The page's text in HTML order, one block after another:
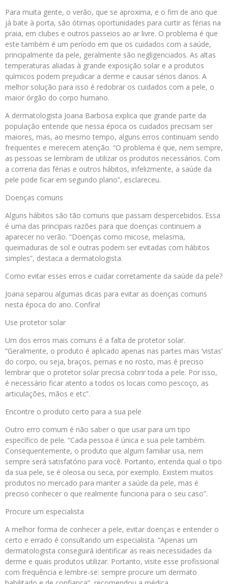
Para muita gente, o verão, que se aproxima, e o fim de ano que
já bate à porta, são ótimas oportunidades para curtir as férias na
praia, em clubes e outros passeios ao ar livre. O problema é que
este também é um período em que os cuidados com a saúde,
principalmente da pele, geralmente são negligenciados. As altas
temperaturas aliadas à grande exposição solar e a produtos
químicos podem prejudicar a derme e causar sérios danos. A
melhor solução para isso é redobrar os cuidados com a pele, o
maior órgão do corpo humano.
A dermatologista Joana Barbosa explica que grande parte da
população entende que nessa época os cuidados precisam ser
maiores, mas, ao mesmo tempo, alguns erros continuam sendo
frequentes e merecem atenção. “O problema é que, nem sempre,
as pessoas se lembram de utilizar os produtos necessários. Com
a correria das férias e outros hábitos, infelizmente, a saúde da
pele pode ficar em segundo plano”, esclareceu.
Doenças comuns
Alguns hábitos são tão comuns que passam despercebidos. Essa
é uma das principais razões para que doenças continuem a
aparecer no verão. “Doenças como micose, melasma,
queimaduras de sol e outras podem ser evitadas com hábitos
simples”, destaca a dermatologista.
Como evitar esses erros e cuidar corretamente da saúde da pele?
Joana separou algumas dicas para evitar as doenças comuns
nesta época do ano. Confira!
Use protetor solar
Um dos erros mais comuns é a falta de protetor solar.
“Geralmente, o produto é aplicado apenas nas partes mais ‘vistas’
do corpo, ou seja, braços, pernas e no rosto, mas é preciso
lembrar que o protetor solar precisa cobrir toda a pele. Por isso,
é necessário ficar atento a todos os locais como pescoço, as
articulações, mãos e etc”.
Encontre o produto certo para a sua pele
Outro erro comum é não saber o que usar para um tipo
específico de pele. “Cada pessoa é única e sua pele também.
Consequentemente, o produto que algum familiar usa, nem
sempre será satisfatório para você. Portanto, entenda qual o tipo
da sua pele, se é oleosa ou seca, por exemplo. Existem muitos
produtos no mercado para manter a saúde da pele, mas é
preciso conhecer o que realmente funciona para o seu caso”.
Procure um especialista
A melhor forma de conhecer a pele, evitar doenças e entender o
certo e errado é consultando um especialista. “Apenas um
dermatologista conseguirá identificar as reais necessidades da
derme e quais produtos utilizar. Portanto, visite esse profissional
com frequência e lembre-se: sempre procure um dermato